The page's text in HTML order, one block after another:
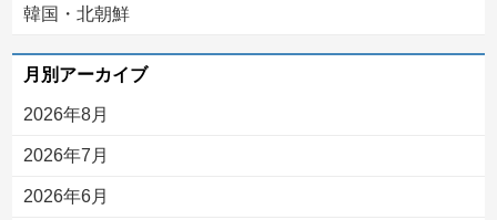
韓国・北朝鮮
月別アーカイブ
2026年8月
2026年7月
2026年6月